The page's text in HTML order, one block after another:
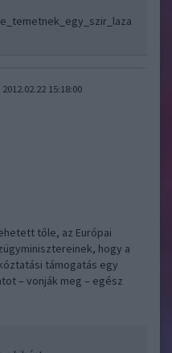
2012.02.22 15:18:00
tőle, az Európai
hogy a
támogatás egy
– vonják meg – egész